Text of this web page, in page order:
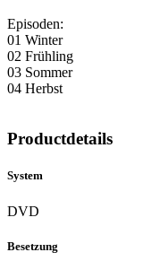
Episoden:
01 Winter
02 Frühling
03 Sommer
04 Herbst
Productdetails
System
DVD
Besetzung